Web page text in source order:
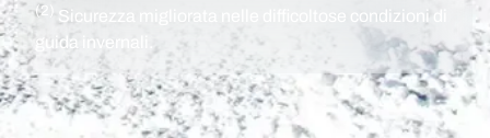
(2)
Sicurezza migliorata nelle difficoltose condizioni di
guida invernali.